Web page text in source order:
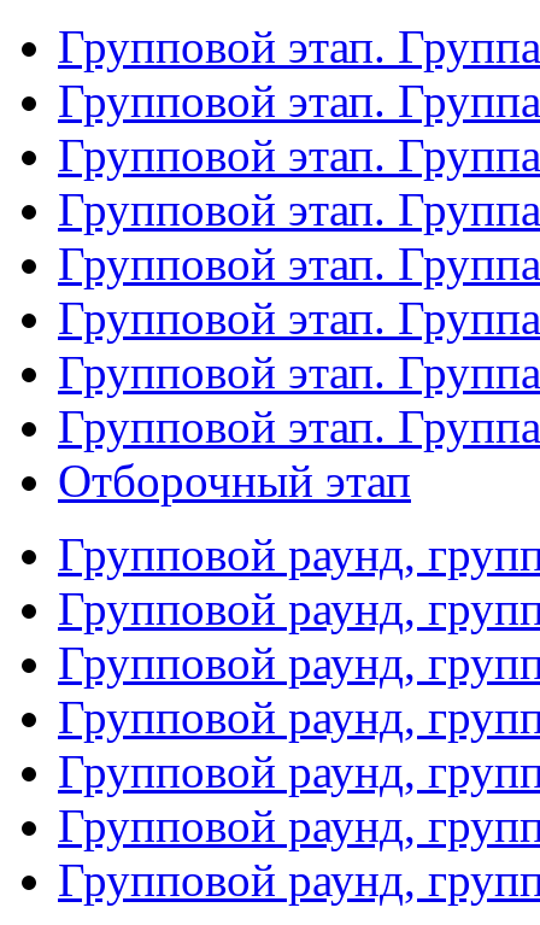
Групповой этап.
Групповой этап.
Групповой этап.
Групповой этап.
Групповой этап.
Групповой этап.
Групповой этап.
Групповой этап.
Отборочный этап
Групповой раунд,
Групповой раунд,
Групповой раунд,
Групповой раунд,
Групповой раунд,
Групповой раунд,
Групповой раунд,